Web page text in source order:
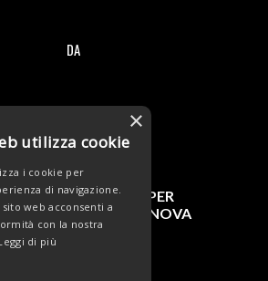
DA
interessarti
CON 6° POSTO PER
CHIARI A CIVITANOVA
×
utilizza cookie
i cookie per
di navigazione.
web acconsenti a
con la nostra
di più